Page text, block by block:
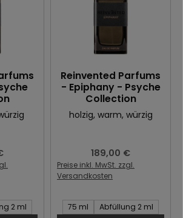
2 ml
Reinvented Parfums
- Epiphany - Psyche
Collection
holzig, warm, würzig
Regulärer Preis:
189,00 €
Preise inkl. MwSt. zzgl.
Versandkosten
Inhalt des Artikel:
75 ml Abfüllung 2 ml